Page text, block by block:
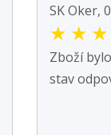
SK Oker,
★ ★ ★
Zboží
stav